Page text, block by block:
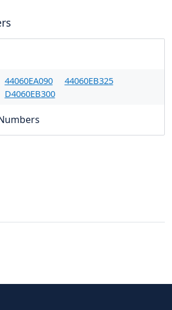
44060EA090
44060EB325
D4060EB300